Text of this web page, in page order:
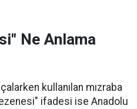
Ne Anlama
kullanılan mızraba
ifadesi ise Anadolu